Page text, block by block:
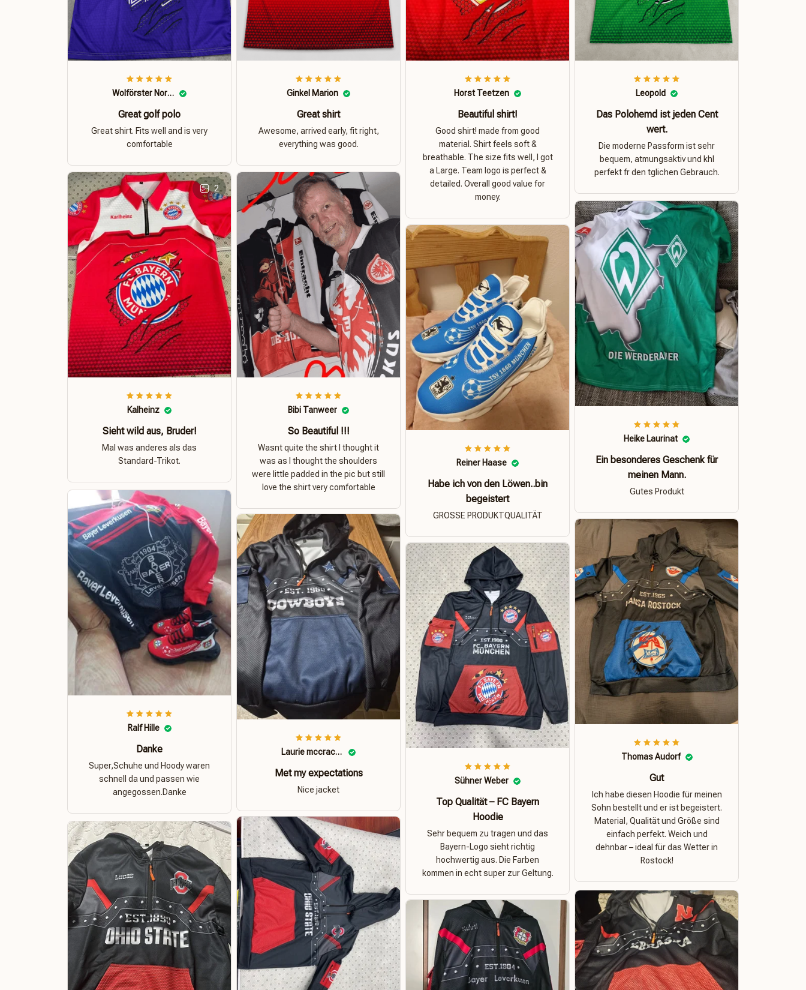
Wolförster Norbert
Great golf polo
Great shirt. Fits well and is very
comfortable
Ginkel Marion
Great shirt
Awesome, arrived early, fit right,
everything was good.
Horst Teetzen
Beautiful shirt!
Good shirt! made from good
material. Shirt feels soft &
breathable. The size fits well, I got
a Large. Team logo is perfect &
detailed. Overall good value for
money.
Leopold
Das Polohemd ist jeden Cent
wert.
Die moderne Passform ist sehr
bequem, atmungsaktiv und khl
perfekt fr den tglichen Gebrauch.
2
Kalheinz
Sieht wild aus, Bruder!
Mal was anderes als das
Standard-Trikot.
Bibi Tanweer
So Beautiful !!!
Wasnt quite the shirt I thought it
was as I thought the shoulders
were little padded in the pic but still
love the shirt very comfortable
Heike Laurinat
Ein besonderes Geschenk für
meinen Mann.
Gutes Produkt
Reiner Haase
Habe ich von den Löwen..bin
begeistert
GROSSE PRODUKTQUALITÄT
Ralf Hille
Danke
Super,Schuhe und Hoody waren
schnell da und passen wie
angegossen.Danke
Laurie mccracken
Met my expectations
Nice jacket
Thomas Audorf
Gut
Ich habe diesen Hoodie für meinen
Sohn bestellt und er ist begeistert.
Material, Qualität und Größe sind
einfach perfekt. Weich und
dehnbar – ideal für das Wetter in
Rostock!
Sühner Weber
Top Qualität – FC Bayern
Hoodie
Sehr bequem zu tragen und das
Bayern-Logo sieht richtig
hochwertig aus. Die Farben
kommen in echt super zur Geltung.